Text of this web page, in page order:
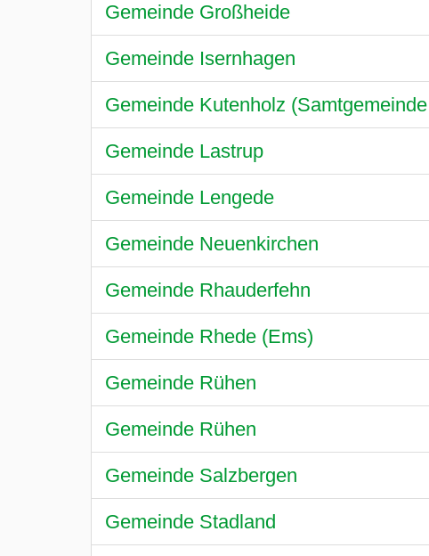
Gemeinde Großheide
Gemeinde Isernhagen
Gemeinde Kutenholz
Gemeinde Lastrup
Gemeinde Lengede
Gemeinde Neuenkirchen
Gemeinde Rhauderfehn
Gemeinde Rhede (Ems)
Gemeinde Rühen
Gemeinde Rühen
Gemeinde Salzbergen
Gemeinde Stadland